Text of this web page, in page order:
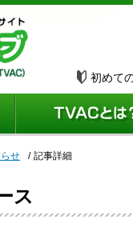
初めて
せ 記事詳細
ス